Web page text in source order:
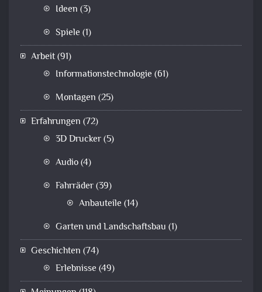
Ideen (3)
Spiele (1)
Arbeit(91)
Informationstechnologie (61)
Montagen (25)
Erfahrungen (72)
3D Drucker(5)
Audio(4)
Fahrräder(39)
Anbauteile (14)
Garten und Landschaftsbau (1)
Geschichten (74)
Erlebnisse (49)